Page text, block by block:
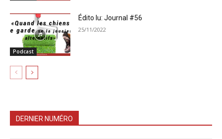
Podcast
Édito lu: Journal #56
25/11/2022
DERNIER NUMÉRO